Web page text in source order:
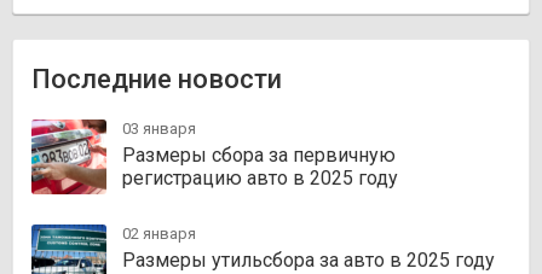
Последние новости
03 января
Размеры сбора за первичную
регистрацию авто в 2025 году
02 января
Размеры утильсбора за авто в 2025 году